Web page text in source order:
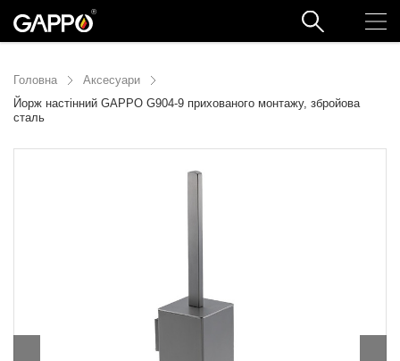
Головна
Аксесуари
Йорж настінний GAPPO G904-9 прихованого монтажу, збройова
сталь